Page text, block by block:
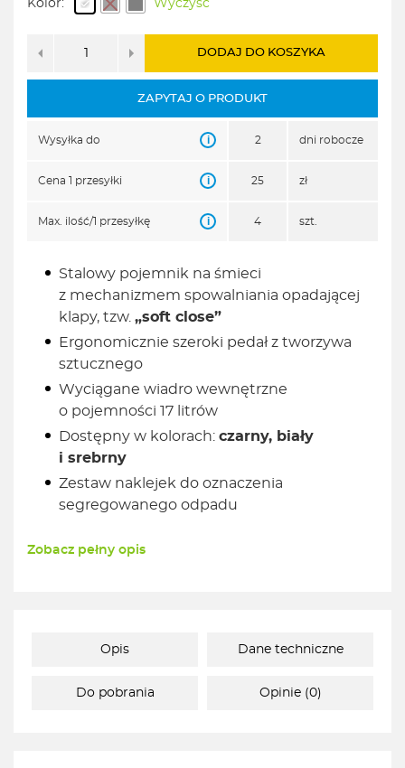
Kolor: Wyczyść
DODAJ DO KOSZYKA
ZAPYTAJ O PRODUKT
Wysyłka do i 2 dni robocze
Cena 1 przesyłki i 25 zł
Max. ilość/1 przesyłkę i 4 szt.
Stalowy pojemnik na śmieci
z mechanizmem spowalniania opadającej
klapy, tzw. „soft close”
Ergonomicznie szeroki pedał z tworzywa
sztucznego
Wyciągane wiadro wewnętrzne
o pojemności 17 litrów
Dostępny w kolorach: czarny, biały
i srebrny
Zestaw naklejek do oznaczenia
segregowanego odpadu
Zobacz pełny opis
Opis Dane techniczne
Do pobrania Opinie (0)